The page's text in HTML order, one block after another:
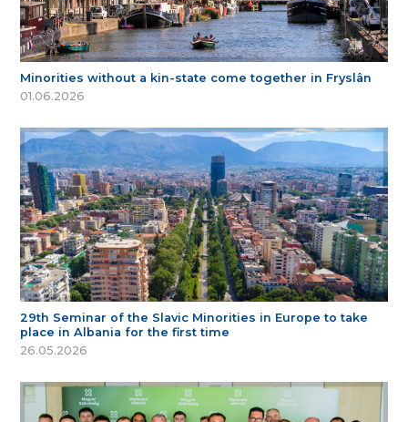
Minorities without a kin-state come together in Fryslân
01.06.2026
29th Seminar of the Slavic Minorities in Europe to take
place in Albania for the first time
26.05.2026